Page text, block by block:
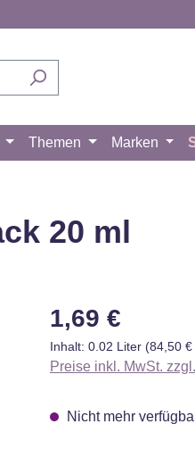
Themen Marken
20 ml
Regulärer Preis:
1,69 €
Inhalt: 0.02 Liter (84,50
Preise inkl. MwSt.
Nicht mehr